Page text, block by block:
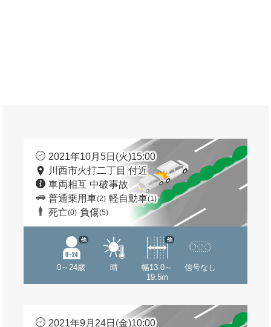
2021年10月5日(火)15:00
川西市火打二丁目 付近
車両相互 中破事故
普通乗用車(2) 軽自動車(1)
死亡(0) 負傷(5)
0～24歳
他
晴
幅13.0～
19.5m
他
信号なし
2021年9月24日(金)10:00